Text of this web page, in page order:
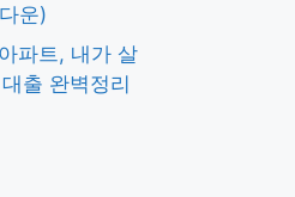
운)
파트, 내가 살
출 완벽정리